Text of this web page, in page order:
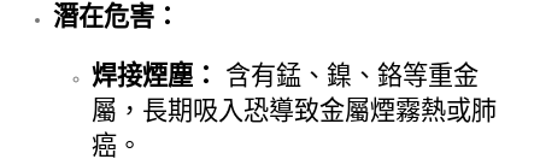
潛在危害：
焊接煙塵：
含有錳、鎳、鉻等重金
屬，長期吸入恐導致金屬煙霧熱或肺
癌。